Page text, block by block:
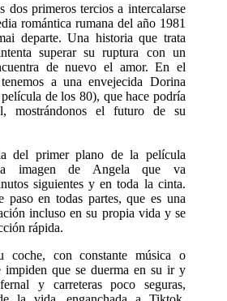
dos primeros tercios a intercalarse
romántica rumana del año 1981
departe. Una historia que trata
superar su ruptura con un
de nuevo el amor. En el
a una envejecida Dorina
de los 80), que hace podría
mostrándonos el futuro de su
del primer plano de la película
imagen de Angela que va
siguientes y en toda la cinta.
paso en todas partes, que es una
incluso en su propia vida y se
rápida.
coche, con constante música o
impiden que se duerma en su ir y
y carreteras poco seguras,